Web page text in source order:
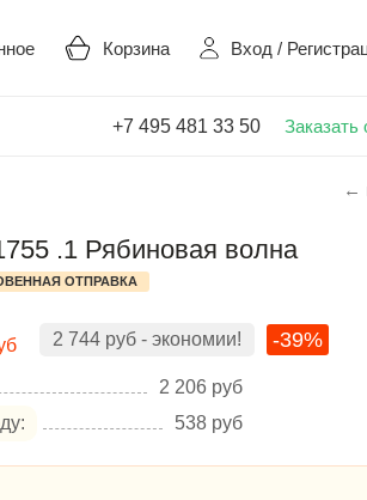
Корзина Вход /
+7 495 481 33 50 Заказать
←
.1 Рябиновая волна
ОТПРАВКА
2 744 руб - экономии! -39%
2 206 руб
538 руб